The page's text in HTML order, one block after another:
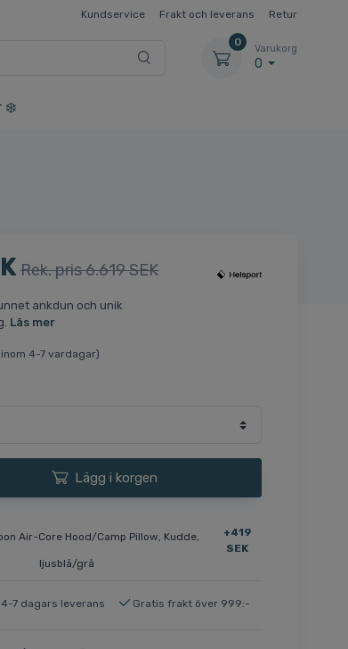
Kundservice Frakt och leverans Retur
0
Varukorg
0
❄️
Rek. pris 6.619 SEK
ankdun och unik
Läs mer
4-7 vardagar)
Lägg i korgen
Air-Core Hood/Camp Pillow, Kudde,
ljusblå/grå
+419
SEK
4-7 dagars leverans Gratis frakt över 999:-